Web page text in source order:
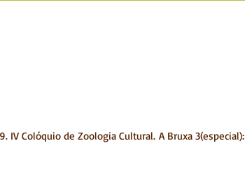
IV Colóquio de Zoologia Cultural. A Bruxa